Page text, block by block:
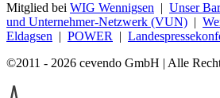
Mitglied bei WIG Wennigsen | Unser
und Unternehmer-Netzwerk (VUN) |
Eldagsen | POWER |
©2011 - 2026 cevendo GmbH | Alle